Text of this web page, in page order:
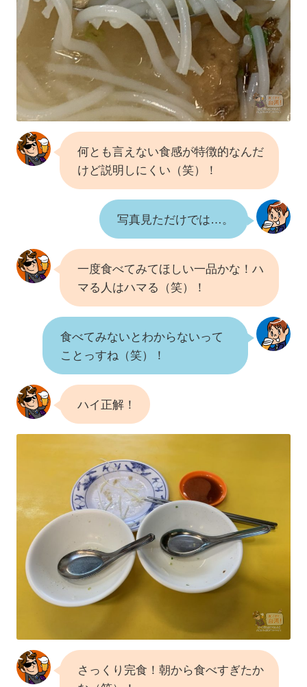
何とも言えない食感が特徴的なんだ
けど説明しにくい（笑）！
写真見ただけでは…。
一度食べてみてほしい一品かな！ハ
マる人はハマる（笑）！
食べてみないとわからないって
ことっすね（笑）！
ハイ正解！
さっくり完食！朝から食べすぎたか